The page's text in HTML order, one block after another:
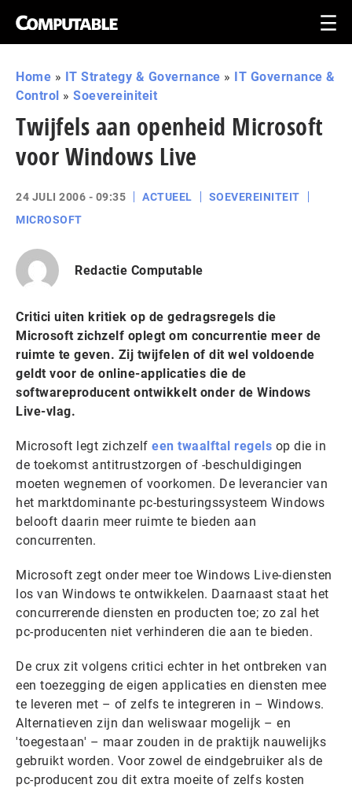
Home » IT Strategy & Governance » IT Governance &
Control » Soevereiniteit
Twijfels aan openheid Microsoft
voor Windows Live
24 JULI 2006 - 09:35 ACTUEEL
SOEVEREINITEIT
MICROSOFT
Redactie Computable
Critici uiten kritiek op de gedragsregels die
Microsoft zichzelf oplegt om concurrentie meer de
ruimte te geven. Zij twijfelen of dit wel voldoende
geldt voor de online-applicaties die de
softwareproducent ontwikkelt onder de Windows
Live-vlag.
Microsoft legt zichzelf een twaalftal regels op die in
de toekomst antitrustzorgen of -beschuldigingen
moeten wegnemen of voorkomen. De leverancier van
het marktdominante pc-besturingssysteem Windows
belooft daarin meer ruimte te bieden aan
concurrenten.
Microsoft zegt onder meer toe Windows Live-diensten
los van Windows te ontwikkelen. Daarnaast staat het
concurrerende diensten en producten toe; zo zal het
pc-producenten niet verhinderen die aan te bieden.
De crux zit volgens critici echter in het ontbreken van
een toezegging de eigen applicaties en diensten mee
te leveren met – of zelfs te integreren in – Windows.
Alternatieven zijn dan weliswaar mogelijk – en
'toegestaan' – maar zouden in de praktijk nauwelijks
gebruikt worden. Voor zowel de eindgebruiker als de
pc-producent zou dit extra moeite of zelfs kosten